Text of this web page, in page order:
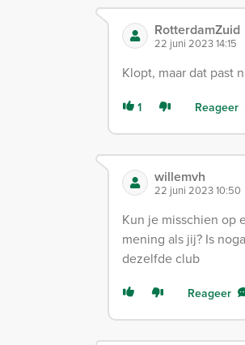
RotterdamZuid
22 juni 2023 14:15
Klopt, maar dat past
1 Reageer
willemvh
22 juni 2023 10:50
Kun je misschien op
mening als jij? Is
dezelfde club
Reageer